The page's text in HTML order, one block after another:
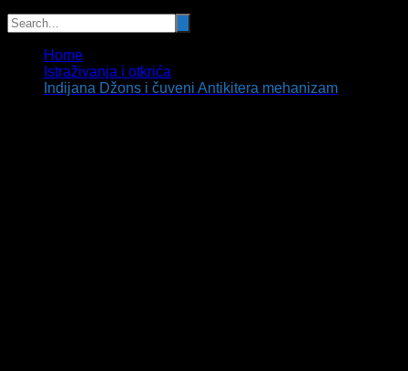
Home
Istraživanja i otkrića
Indijana Džons i čuveni Antikitera mehanizam